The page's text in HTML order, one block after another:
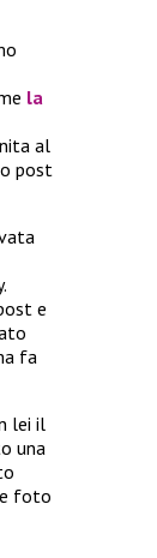
la
al
post
e
fa
lei il
una
foto